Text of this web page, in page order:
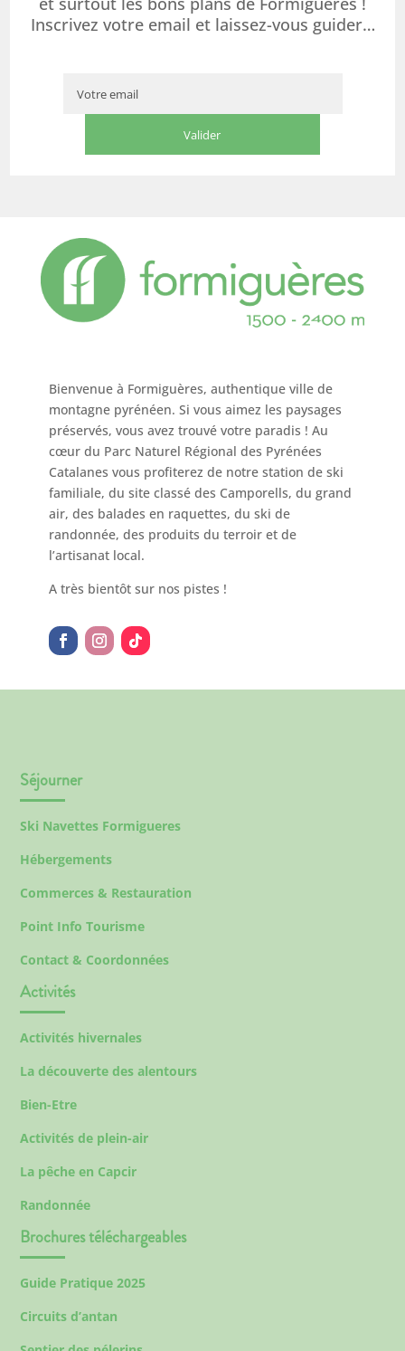
Inscrivez votre email et laissez-vous guider…
Bienvenue à Formiguères, authentique ville de
montagne pyrénéen. Si vous aimez les paysages
préservés, vous avez trouvé votre paradis ! Au
cœur du Parc Naturel Régional des Pyrénées
Catalanes vous profiterez de notre station de ski
familiale, du site classé des Camporells, du grand
air, des balades en raquettes, du ski de
randonnée, des produits du terroir et de
l’artisanat local.
A très bientôt sur nos pistes !
Séjourner
Ski Navettes Formigueres
Hébergements
Commerces & Restauration
Point Info Tourisme
Contact & Coordonnées
Activités
Activités hivernales
La découverte des alentours
Bien-Etre
Activités de plein-air
La pêche en Capcir
Randonnée
Brochures téléchargeables
Guide Pratique 2025
Circuits d’antan